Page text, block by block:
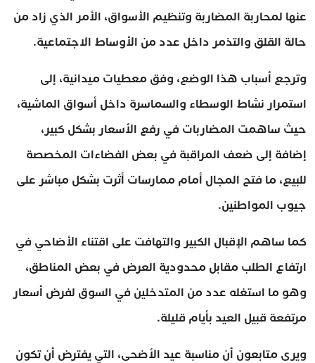
عنها لمحاربة المضاربة وتنظيم الأسواق، الأمر الذي زاد من
حالة القلق والتذمر داخل عدد من الأوساط الاجتماعية.
وترجع أسباب هذا الوضع، وفق معطيات ميدانية، إلى
استمرار نشاط الوسطاء والسماسرة داخل أسواق الماشية،
حيث ساهمت المضاربات في رفع الأسعار بشكل كبير،
إضافة إلى ضعف المراقبة في بعض الفضاءات المخصصة
للبيع، ما فتح المجال أمام ممارسات أثرت بشكل مباشر على
جيوب المواطنين.
كما ساهم الإقبال الكبير والتهافت على اقتناء الأضاحي في
ارتفاع الطلب مقابل محدودية العرض في بعض المناطق،
وهو ما استغله عدد من المتدخلين في السوق لفرض أسعار
مرتفعة قبيل العيد بأيام قليلة.
ويرى متابعون أن مناسبة عيد الأضحى، التي يفترض أن تكون